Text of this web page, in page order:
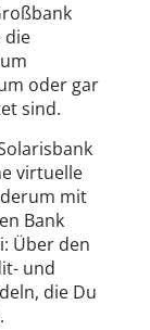
die
oder gar
sind.
virtuelle
mit
Bank
Über den
und
die Du